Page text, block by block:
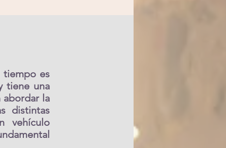
tiempo es
tiene una
abordar la
distintas
vehículo